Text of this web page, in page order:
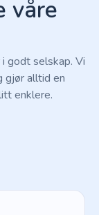
våre
godt selskap. Vi
gjør alltid en
enklere.